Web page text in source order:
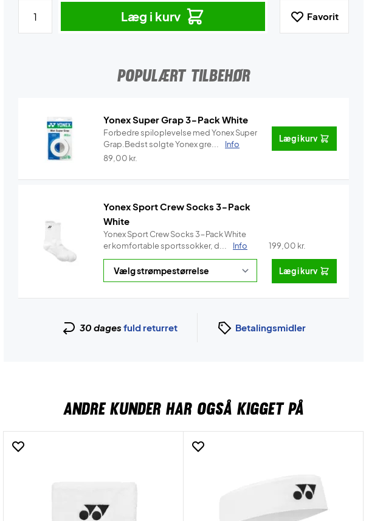
Læg i kurv Favorit
POPULÆRT TILBEHØR
Yonex Super Grap 3-Pack White
Forbedre spiloplevelse med Yonex Super
Grap.Bedst solgte Yonex gre...
Info
89,00 kr.
Læg i kurv
Yonex Sport Crew Socks 3-Pack
White
Yonex Sport Crew Socks 3-Pack White
er komfortable sportssokker, d...
Info 199,00 kr.
Læg i kurv
30 dages fuld returret Betalingsmidler
ANDRE KUNDER HAR OGSÅ KIGGET PÅ